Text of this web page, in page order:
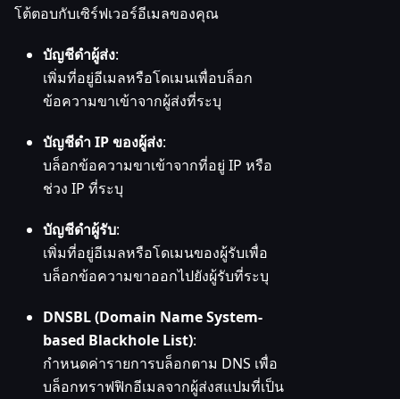
โต้ตอบกับเซิร์ฟเวอร์อีเมลของคุณ
บัญชีดำผู้ส่ง:
เพิ่มที่อยู่อีเมลหรือโดเมนเพื่อบล็อก
ข้อความขาเข้าจากผู้ส่งที่ระบุ
บัญชีดำ IP ของผู้ส่ง:
บล็อกข้อความขาเข้าจากที่อยู่ IP หรือ
ช่วง IP ที่ระบุ
บัญชีดำผู้รับ:
เพิ่มที่อยู่อีเมลหรือโดเมนของผู้รับเพื่อ
บล็อกข้อความขาออกไปยังผู้รับที่ระบุ
DNSBL (Domain Name System-
based Blackhole List):
กำหนดค่ารายการบล็อกตาม DNS เพื่อ
บล็อกทราฟฟิกอีเมลจากผู้ส่งสแปมที่เป็น